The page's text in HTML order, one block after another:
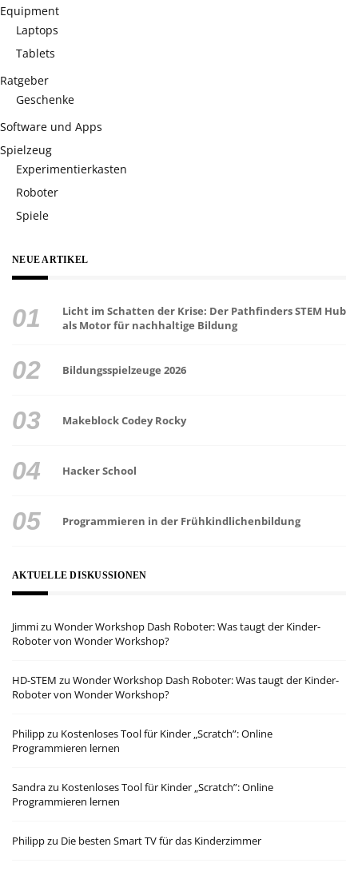
Equipment
Laptops
Tablets
Ratgeber
Geschenke
Software und Apps
Spielzeug
Experimentierkasten
Roboter
Spiele
NEUE ARTIKEL
Licht im Schatten der Krise: Der Pathfinders STEM Hub
als Motor für nachhaltige Bildung
Bildungsspielzeuge 2026
Makeblock Codey Rocky
Hacker School
Programmieren in der Frühkindlichenbildung
AKTUELLE DISKUSSIONEN
Jimmizu Wonder Workshop Dash Roboter: Was taugt der Kinder-
Roboter von Wonder Workshop?
HD-STEM zu Wonder Workshop Dash Roboter: Was taugt der Kinder-
Roboter von Wonder Workshop?
Philippzu Kostenloses Tool für Kinder „Scratch”: Online
Programmieren lernen
Sandrazu Kostenloses Tool für Kinder „Scratch”: Online
Programmieren lernen
Philippzu Die besten Smart TV für das Kinderzimmer